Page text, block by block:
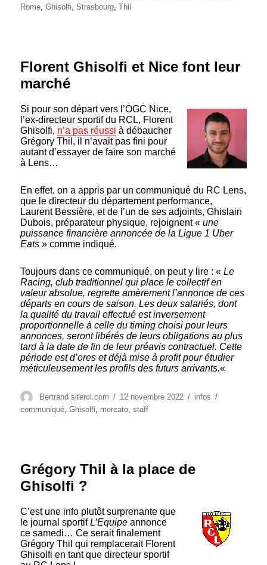
le
Rome,Ghisolfi,Strasbourg,Thil
Florent Ghisolfi et Nice font leur
marché
Si pour son départ vers l’OGC Nice,
l’ex-directeur sportif du RCL, Florent
Ghisolfi, n’a pas réussi à débaucher
Grégory Thil, il n’avait pas fini pour
autant d’essayer de faire son marché
à Lens…
En effet, on a appris par un communiqué du RC Lens,
que le directeur du département performance,
Laurent Bessière, et de l’un de ses adjoints, Ghislain
Dubois, préparateur physique, rejoignent «une
puissance financière annoncée de la Ligue 1 Uber
Eats » comme indiqué.
Toujours dans ce communiqué, on peut y lire : «Le
Racing, club traditionnel qui place le collectif en
valeur absolue, regrette amèrement l’annonce de ces
départs en cours de saison. Les deux salariés, dont
la qualité du travail effectué est inversement
proportionnelle à celle du timing choisi pour leurs
annonces, seront libérés de leurs obligations au plus
tard à la date de fin de leur préavis contractuel. Cette
période est d’ores et déjà mise à profit pour étudier
méticuleusement les profils des futurs arrivants.«
Auteur
Bertrand sitercl.com
Publié
le
12 novembre 2022 Catégories
infos
communiqué,Ghisolfi, mercato,staff
Grégory Thil à la place de
Ghisolfi ?
C’est une info plutôt surprenante que
le journal sportifL’Equipe annonce
ce samedi… Ce serait finalement
Grégory Thil qui remplacerait Florent
Ghisolfi en tant que directeur sportif